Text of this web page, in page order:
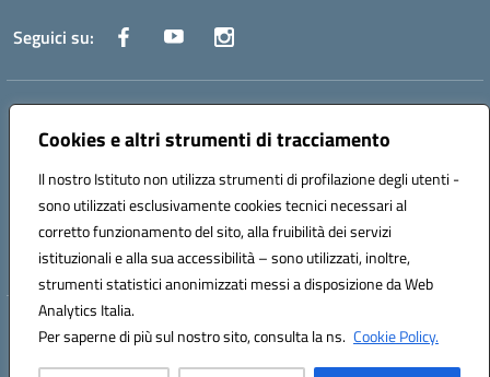
Cookies e altri strumenti di tracciamento
Il nostro Istituto non utilizza strumenti di profilazione degli utenti -
sono utilizzati esclusivamente cookies tecnici necessari al
corretto funzionamento del sito, alla fruibilità dei servizi
istituzionali e alla sua accessibilità – sono utilizzati, inoltre,
strumenti statistici anonimizzati messi a disposizione da Web
Analytics Italia.
Per saperne di più sul nostro sito, consulta la ns. Cookie Policy.
Seguici su:
Indirizzo:
Centralino:0882 331218 Email:fgps210002@istruzione.it
Codice fiscale: 93071630714
Codice meccanografico:
FGPS210002
Codice unico di fatturazione (CUF): UF7W9K
Hosting & Powered by 3D Solution S.r.l.
Concept & Design by Designers Italia